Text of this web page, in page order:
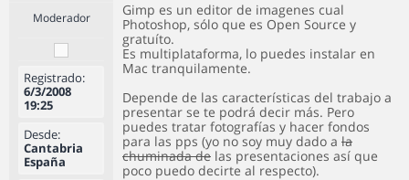
Moderador
Registrado:
6/3/2008
19:25
Desde:
Cantabria
España
Gimp es un editor de imagenes cual
Photoshop, sólo que es Open Source y
gratuíto.
Es multiplataforma, lo puedes instalar en
Mac tranquilamente.
Depende de las características del trabajo a
presentar se te podrá decir más. Pero
puedes tratar fotografías y hacer fondos
para las pps (yo no soy muy dado a la
chuminada de las presentaciones así que
poco puedo decirte al respecto).